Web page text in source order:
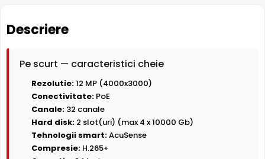
Descriere
Pe scurt — caracteristici cheie
Rezolutie:12 MP (4000x3000)
Conectivitate: PoE
Canale: 32 canale
Hard disk: 2 slot(uri) (max 4 x 10000 Gb)
Tehnologii smart:AcuSense
Compresie: H.265+